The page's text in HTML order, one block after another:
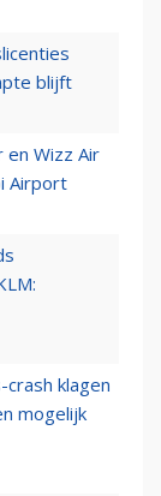
blijft
en Wizz Air
Airport
klagen
mogelijk